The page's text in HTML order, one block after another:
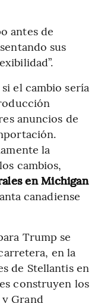
antes de
sus
el cambio sería
anuncios de
la
cambios,
en Michigan
canadiense
Trump se
en la
de Stellantis en
construyen los
Grand